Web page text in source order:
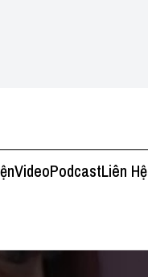
VideoPodcastLiên Hệ